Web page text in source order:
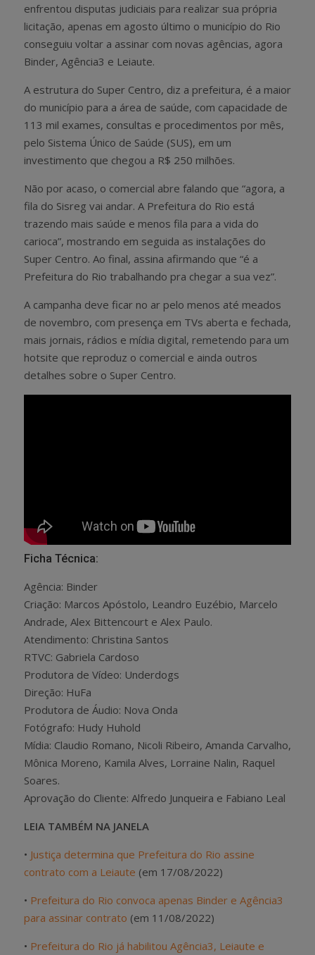
enfrentou disputas judiciais para realizar sua própria
licitação, apenas em agosto último o município do Rio
conseguiu voltar a assinar com novas agências, agora
Binder, Agência3 e Leiaute.
A estrutura do Super Centro, diz a prefeitura, é a maior
do município para a área de saúde, com capacidade de
113 mil exames, consultas e procedimentos por mês,
pelo Sistema Único de Saúde (SUS), em um
investimento que chegou a R$ 250 milhões.
Não por acaso, o comercial abre falando que “agora, a
fila do Sisreg vai andar. A Prefeitura do Rio está
trazendo mais saúde e menos fila para a vida do
carioca”, mostrando em seguida as instalações do
Super Centro. Ao final, assina afirmando que “é a
Prefeitura do Rio trabalhando pra chegar a sua vez”.
A campanha deve ficar no ar pelo menos até meados
de novembro, com presença em TVs aberta e fechada,
mais jornais, rádios e mídia digital, remetendo para um
hotsite que reproduz o comercial e ainda outros
detalhes sobre o Super Centro.
Ficha Técnica:
Agência: Binder
Criação: Marcos Apóstolo, Leandro Euzébio, Marcelo
Andrade, Alex Bittencourt e Alex Paulo.
Atendimento: Christina Santos
RTVC: Gabriela Cardoso
Produtora de Vídeo: Underdogs
Direção: HuFa
Produtora de Áudio: Nova Onda
Fotógrafo: Hudy Huhold
Mídia: Claudio Romano, Nicoli Ribeiro, Amanda Carvalho,
Mônica Moreno, Kamila Alves, Lorraine Nalin, Raquel
Soares.
Aprovação do Cliente: Alfredo Junqueira e Fabiano Leal
LEIA TAMBÉM NA JANELA
• Justiça determina que Prefeitura do Rio assine
contrato com a Leiaute (em 17/08/2022)
• Prefeitura do Rio convoca apenas Binder e Agência3
para assinar contrato (em 11/08/2022)
• Prefeitura do Rio já habilitou Agência3, Leiaute e